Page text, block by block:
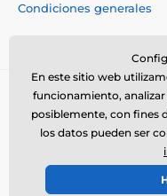
Condiciones generales
© 2026 www.electro-
En este sitio web
funcionamiento,
posiblemente, con fines
los datos pueden ser